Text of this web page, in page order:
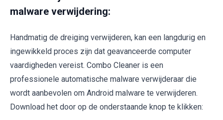
malware verwijdering:
Handmatig de dreiging verwijderen, kan een langdurig en
ingewikkeld proces zijn dat geavanceerde computer
vaardigheden vereist. Combo Cleaner is een
professionele automatische malware verwijderaar die
wordt aanbevolen om Android malware te verwijderen.
Download het door op de onderstaande knop te klikken: